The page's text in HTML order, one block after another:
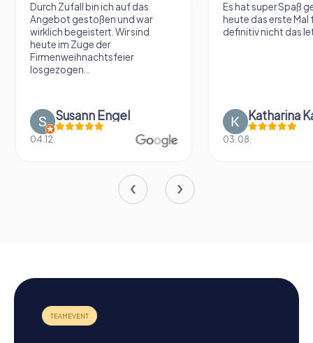
Durch Zufall bin ich auf das
Angebot gestoßen und war
wirklich begeistert. Wir sind
heute im Zuge der
Firmenweihnachtsfeier
losgezogen...
Susann Engel
04.12.
Es hat super Spaß
heute das erste Mal
definitiv nicht das
Katharina
03.08.